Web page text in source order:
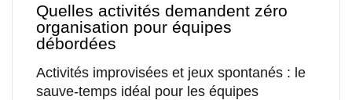
Quelles activités demandent zéro
organisation pour équipes
débordées
Activités improvisées et jeux spontanés : le
sauve-temps idéal pour les équipes